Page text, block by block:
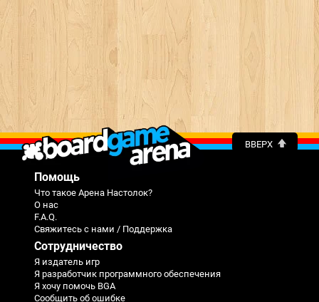
ВВЕРХ
Помощь
Что такое Арена Настолок?
О нас
F.A.Q.
Свяжитесь с нами / Поддержка
Сотрудничество
Я издатель игр
Я разработчик программного обеспечения
Я хочу помочь BGA
Сообщить об ошибке